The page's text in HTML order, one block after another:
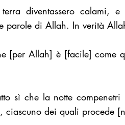
diventassero calami,
parole di Allah. In verità
[per Allah] è [facile] come
sì che la notte
ciascuno dei quali procede